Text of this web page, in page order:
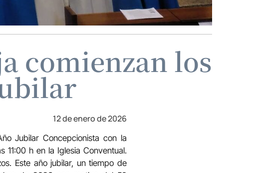
comienzan los
12 de enero de 2026
Jubilar Concepcionista con la
11:00 h en la Iglesia Conventual.
Este año jubilar, un tiempo de